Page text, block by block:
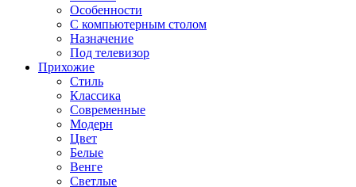
Особенности
С компьютерным столом
Назначение
Под телевизор
Прихожие
Стиль
Классика
Современные
Модерн
Цвет
Белые
Венге
Светлые